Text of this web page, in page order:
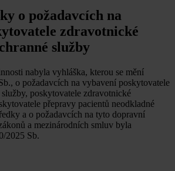
o požadavcích na
zdravotnické
služby
nabyla vyhláška, kterou se mění
o požadavcích na vybavení poskytovatele
poskytovatele zdravotnické
přepravy pacientů neodkladné
a o požadavcích na tyto dopravní
a mezinárodních smluv byla
2025 Sb.